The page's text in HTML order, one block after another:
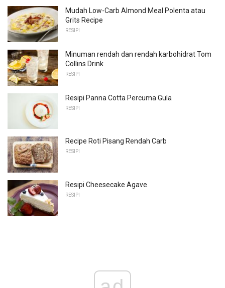
Mudah Low-Carb Almond Meal Polenta atau
Grits Recipe
RESIPI
Minuman rendah dan rendah karbohidrat Tom
Collins Drink
RESIPI
Resipi Panna Cotta Percuma Gula
RESIPI
Recipe Roti Pisang Rendah Carb
RESIPI
Resipi Cheesecake Agave
RESIPI